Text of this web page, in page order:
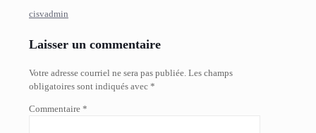
cisvadmin
Laisser un commentaire
Votre adresse courriel ne sera pas publiée. Les champs
obligatoires sont indiqués avec *
Commentaire *